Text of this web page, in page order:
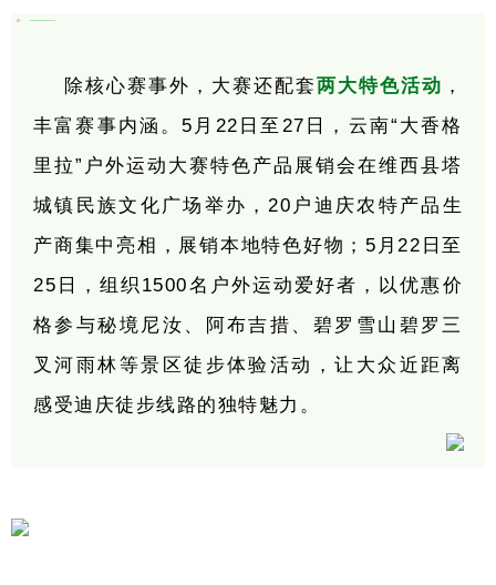
除核心赛事外，大赛还配套 两大特色活动 ，
丰富赛事内涵。5月22日至27日，云南“大香格
里拉”户外运动大赛特色产品展销会在维西县塔
城镇民族文化广场举办，20户迪庆农特产品生
产商集中亮相，展销本地特色好物；5月22日至
25日，组织1500名户外运动爱好者，以优惠价
格参与秘境尼汝、阿布吉措、碧罗雪山碧罗三
叉河雨林等景区徒步体验活动，让大众近距离
感受迪庆徒步线路的独特魅力。